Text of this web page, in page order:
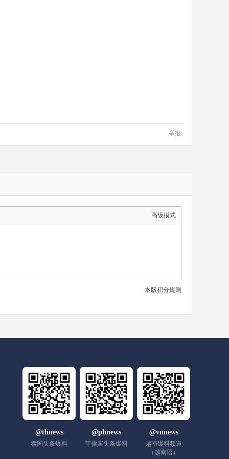
举报
高级模式
本版积分规则
@thnews
泰国头条爆料
@phnews
菲律宾头条爆料
@vnnews
越南爆料频道
（越南语）